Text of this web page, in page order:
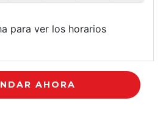
para ver los horarios
AHORA